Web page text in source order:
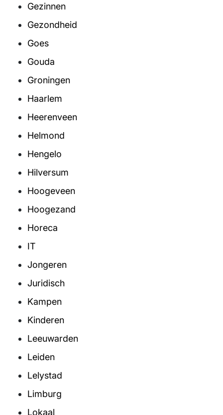
Gezinnen
Gezondheid
Goes
Gouda
Groningen
Haarlem
Heerenveen
Helmond
Hengelo
Hilversum
Hoogeveen
Hoogezand
Horeca
IT
Jongeren
Juridisch
Kampen
Kinderen
Leeuwarden
Leiden
Lelystad
Limburg
Lokaal